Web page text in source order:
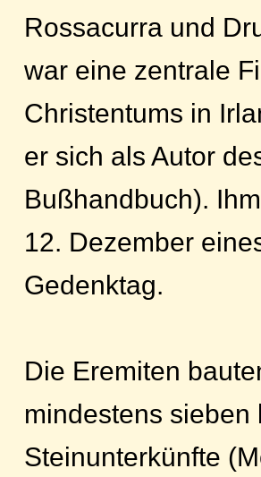
Rossacurra und
war eine zentrale
Christentums in
er sich als Autor
Bußhandbuch).
12. Dezember
Gedenktag.
Die Eremiten
mindestens sieben
Steinunterkünfte